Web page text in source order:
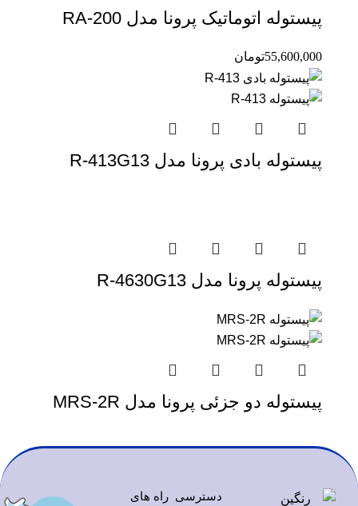
پیستوله اتوماتیک پرونا مدل RA-200
55,600,000تومان
پیستوله بادی پرونا مدل R-413G13
پیستوله پرونا مدل R-4630G13
پیستوله دو جزئی پرونا مدل MRS-2R
دسترسی راه های